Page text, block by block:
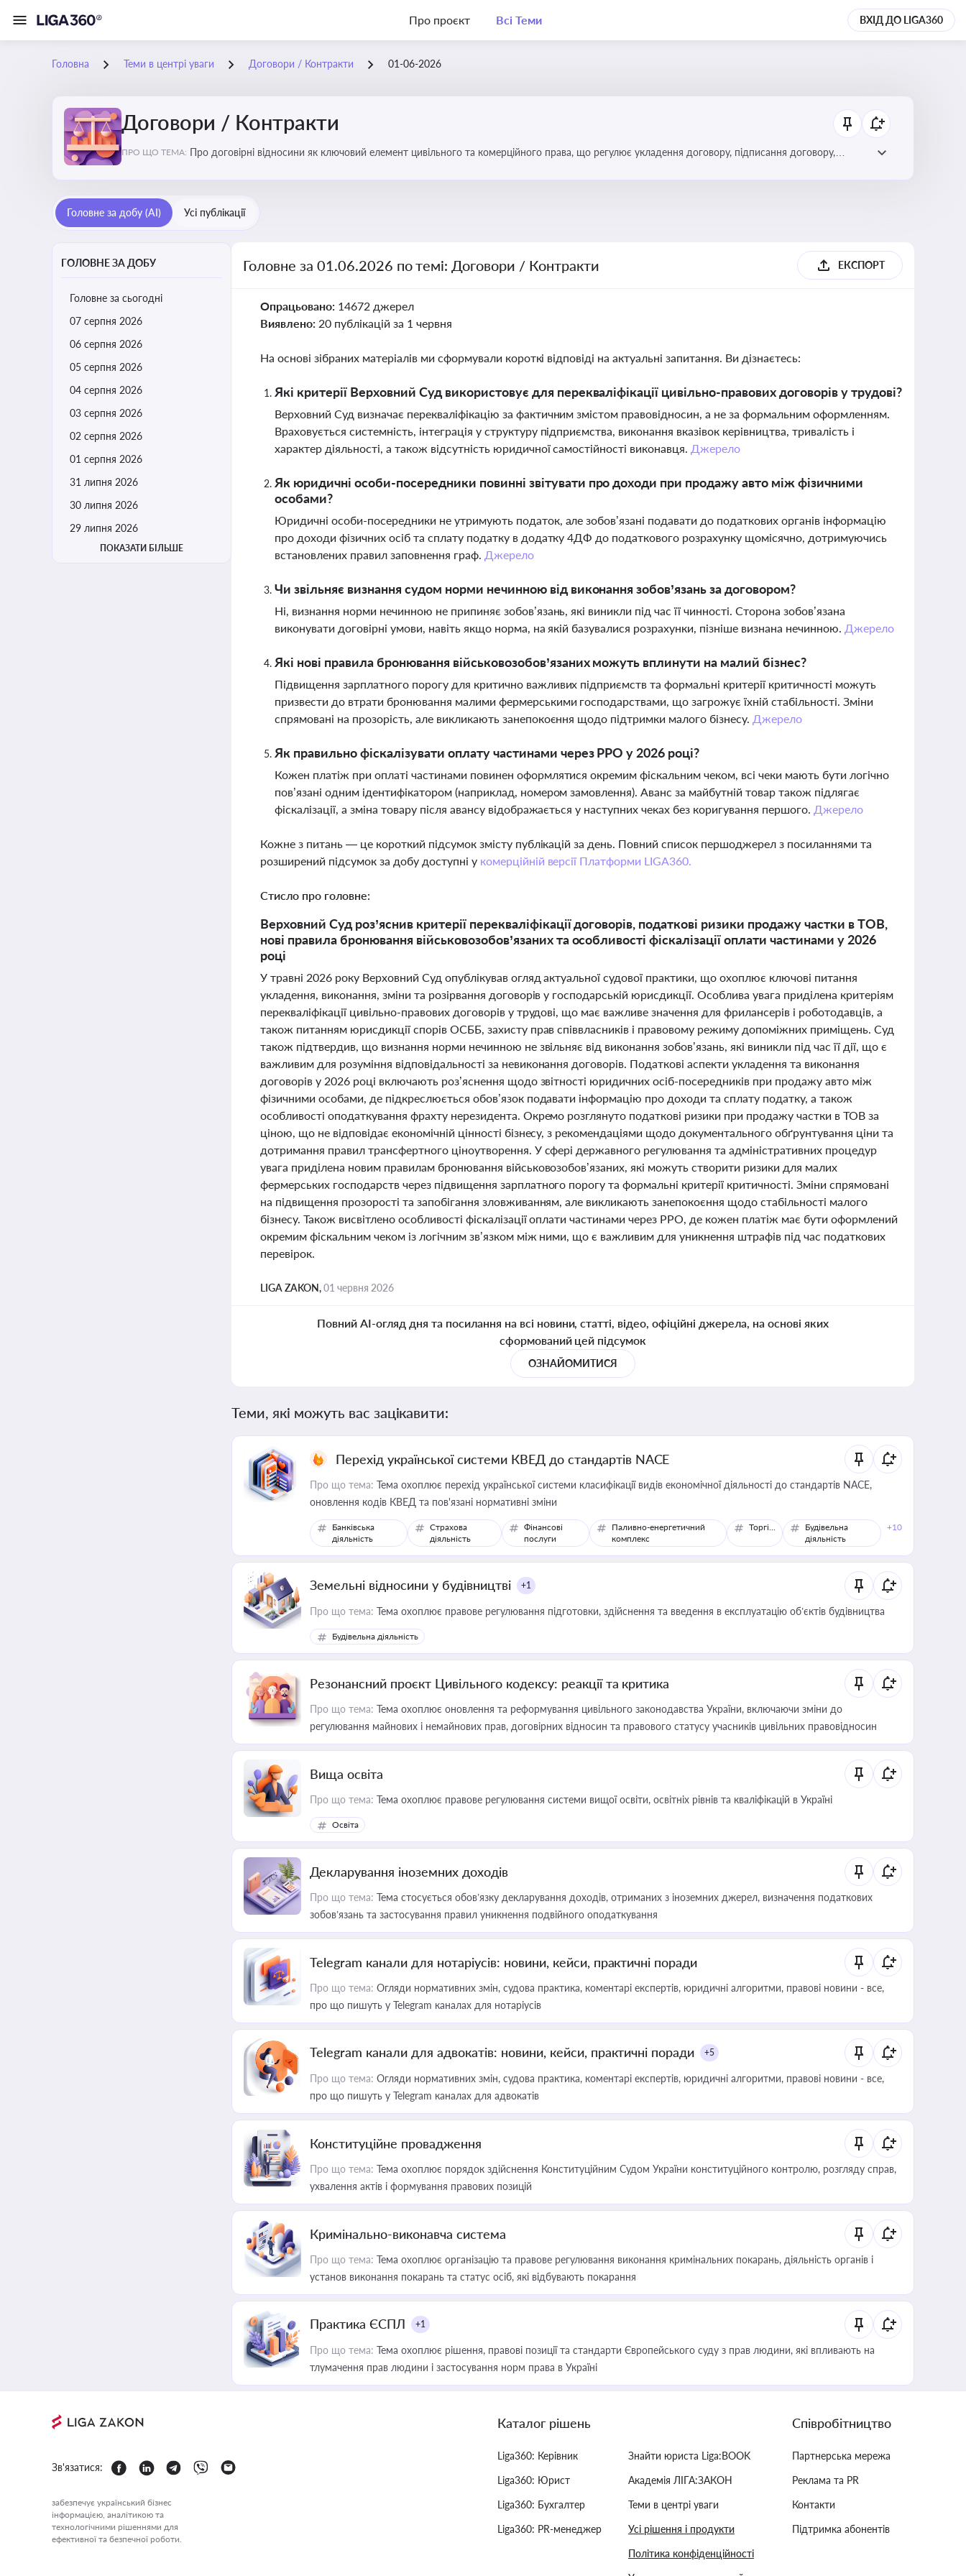
Про проєкт Всі Теми ВХІД ДО LIGA360
Головна Теми в центрі уваги Договори / Контракти 01-06-2026
Договори / Контракти
ПРО ЩО ТЕМА: Про договірні відносини як ключовий елемент цивільного та комерційного права, що регулює укладення договору, підписання договору,
Головне за добу (AI) Усі публікації
ГОЛОВНЕ ЗА ДОБУ
Головне за сьогодні
07 серпня 2026
06 серпня 2026
05 серпня 2026
04 серпня 2026
03 серпня 2026
02 серпня 2026
01 серпня 2026
31 липня 2026
30 липня 2026
29 липня 2026
ПОКАЗАТИ БІЛЬШЕ
Головне за 01.06.2026 по темі: Договори / Контракти ЕКСПОРТ
Опрацьовано: 14672 джерел
Виявлено: 20 публікацій за 1 червня
На основі зібраних матеріалів ми сформували короткі відповіді на актуальні запитання. Ви дізнаєтесь:
Які критерії Верховний Суд використовує для перекваліфікації цивільно-правових договорів у трудові?
Верховний Суд визначає перекваліфікацію за фактичним змістом правовідносин, а не за формальним оформленням.
Враховується системність, інтеграція у структуру підприємства, виконання вказівок керівництва, тривалість і
характер діяльності, а також відсутність юридичної самостійності виконавця. Джерело
Як юридичні особи-посередники повинні звітувати про доходи при продажу авто між фізичними
особами?
Юридичні особи-посередники не утримують податок, але зобов’язані подавати до податкових органів інформацію
про доходи фізичних осіб та сплату податку в додатку 4ДФ до податкового розрахунку щомісячно, дотримуючись
встановлених правил заповнення граф. Джерело
Чи звільняє визнання судом норми нечинною від виконання зобов’язань за договором?
Ні, визнання норми нечинною не припиняє зобов’язань, які виникли під час її чинності. Сторона зобов’язана
виконувати договірні умови, навіть якщо норма, на якій базувалися розрахунки, пізніше визнана нечинною. Джерело
Які нові правила бронювання військовозобов’язаних можуть вплинути на малий бізнес?
Підвищення зарплатного порогу для критично важливих підприємств та формальні критерії критичності можуть
призвести до втрати бронювання малими фермерськими господарствами, що загрожує їхній стабільності. Зміни
спрямовані на прозорість, але викликають занепокоєння щодо підтримки малого бізнесу. Джерело
Як правильно фіскалізувати оплату частинами через РРО у 2026 році?
Кожен платіж при оплаті частинами повинен оформлятися окремим фіскальним чеком, всі чеки мають бути логічно
пов’язані одним ідентифікатором (наприклад, номером замовлення). Аванс за майбутній товар також підлягає
фіскалізації, а зміна товару після авансу відображається у наступних чеках без коригування першого. Джерело
Кожне з питань — це короткий підсумок змісту публікацій за день. Повний список першоджерел з посиланнями та
розширений підсумок за добу доступні у комерційній версії Платформи LIGA360.
Стисло про головне:
Верховний Суд роз’яснив критерії перекваліфікації договорів, податкові ризики продажу частки в ТОВ,
нові правила бронювання військовозобов’язаних та особливості фіскалізації оплати частинами у 2026
році
У травні 2026 року Верховний Суд опублікував огляд актуальної судової практики, що охоплює ключові питання
укладення, виконання, зміни та розірвання договорів у господарській юрисдикції. Особлива увага приділена критеріям
перекваліфікації цивільно-правових договорів у трудові, що має важливе значення для фрилансерів і роботодавців, а
також питанням юрисдикції спорів ОСББ, захисту прав співвласників і правовому режиму допоміжних приміщень. Суд
також підтвердив, що визнання норми нечинною не звільняє від виконання зобов’язань, які виникли під час її дії, що є
важливим для розуміння відповідальності за невиконання договорів. Податкові аспекти укладення та виконання
договорів у 2026 році включають роз’яснення щодо звітності юридичних осіб-посередників при продажу авто між
фізичними особами, де підкреслюється обов’язок подавати інформацію про доходи та сплату податку, а також
особливості оподаткування фрахту нерезидента. Окремо розглянуто податкові ризики при продажу частки в ТОВ за
ціною, що не відповідає економічній цінності бізнесу, з рекомендаціями щодо документального обґрунтування ціни та
дотримання правил трансфертного ціноутворення. У сфері державного регулювання та адміністративних процедур
увага приділена новим правилам бронювання військовозобов’язаних, які можуть створити ризики для малих
фермерських господарств через підвищення зарплатного порогу та формальні критерії критичності. Зміни спрямовані
на підвищення прозорості та запобігання зловживанням, але викликають занепокоєння щодо стабільності малого
бізнесу. Також висвітлено особливості фіскалізації оплати частинами через РРО, де кожен платіж має бути оформлений
окремим фіскальним чеком із логічним зв’язком між ними, що є важливим для уникнення штрафів під час податкових
перевірок.
LIGA ZAKON,01 червня 2026
Повний AI-огляд дня та посилання на всі новини, статті, відео, офіційні джерела, на основі яких
сформований цей підсумок
ОЗНАЙОМИТИСЯ
Теми, які можуть вас зацікавити:
Перехід української системи КВЕД до стандартів NACE
Про що тема: Тема охоплює перехід української системи класифікації видів економічної діяльності до стандартів NACE,
оновлення кодів КВЕД та пов'язані нормативні зміни
Банківська
діяльність
Страхова
діяльність
Фінансові
послуги
Паливно-енергетичний
комплекс
Торгівля
Будівельна
діяльність
+10
Земельні відносини у будівництві +1
Про що тема: Тема охоплює правове регулювання підготовки, здійснення та введення в експлуатацію об’єктів будівництва
Будівельна діяльність
Резонансний проєкт Цивільного кодексу: реакції та критика
Про що тема: Тема охоплює оновлення та реформування цивільного законодавства України, включаючи зміни до
регулювання майнових і немайнових прав, договірних відносин та правового статусу учасників цивільних правовідносин
Вища освіта
Про що тема: Тема охоплює правове регулювання системи вищої освіти, освітніх рівнів та кваліфікацій в Україні
Освіта
Декларування іноземних доходів
Про що тема: Тема стосується обов’язку декларування доходів, отриманих з іноземних джерел, визначення податкових
зобов’язань та застосування правил уникнення подвійного оподаткування
Telegram канали для нотаріусів: новини, кейси, практичні поради
Про що тема: Огляди нормативних змін, судова практика, коментарі експертів, юридичні алгоритми, правові новини - все,
про що пишуть у Telegram каналах для нотаріусів
Telegram канали для адвокатів: новини, кейси, практичні поради +5
Про що тема: Огляди нормативних змін, судова практика, коментарі експертів, юридичні алгоритми, правові новини - все,
про що пишуть у Telegram каналах для адвокатів
Конституційне провадження
Про що тема: Тема охоплює порядок здійснення Конституційним Судом України конституційного контролю, розгляду справ,
ухвалення актів і формування правових позицій
Кримінально-виконавча система
Про що тема: Тема охоплює організацію та правове регулювання виконання кримінальних покарань, діяльність органів і
установ виконання покарань та статус осіб, які відбувають покарання
Практика ЄСПЛ +1
Про що тема: Тема охоплює рішення, правові позиції та стандарти Європейського суду з прав людини, які впливають на
тлумачення прав людини і застосування норм права в Україні
Зв'язатися:
забезпечує український бізнес
інформацією, аналітикою та
технологічними рішеннями для
ефективної та безпечної роботи.
Каталог рішень
Liga360: Керівник
Liga360: Юрист
Liga360: Бухгалтер
Liga360: PR-менеджер
Знайти юриста Liga:BOOK
Академія ЛІГА:ЗАКОН
Теми в центрі уваги
Усі рішення і продукти
Політика конфіденційності
Співробітництво
Партнерська мережа
Реклама та PR
Контакти
Підтримка абонентів